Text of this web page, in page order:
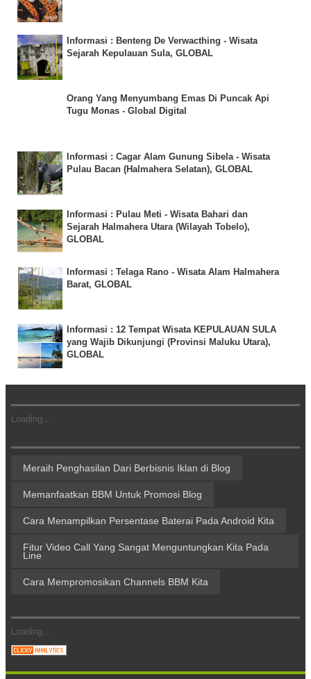
Informasi : Benteng De Verwacthing - Wisata
Sejarah Kepulauan Sula, GLOBAL
Orang Yang Menyumbang Emas Di Puncak Api
Tugu Monas - Global Digital
Informasi : Cagar Alam Gunung Sibela - Wisata
Pulau Bacan (Halmahera Selatan), GLOBAL
Informasi : Pulau Meti - Wisata Bahari dan
Sejarah Halmahera Utara (Wilayah Tobelo),
GLOBAL
Informasi : Telaga Rano - Wisata Alam Halmahera
Barat, GLOBAL
Informasi : 12 Tempat Wisata KEPULAUAN SULA
yang Wajib Dikunjungi (Provinsi Maluku Utara),
GLOBAL
Loading...
Meraih Penghasilan Dari Berbisnis Iklan di Blog
Memanfaatkan BBM Untuk Promosi Blog
Cara Menampilkan Persentase Baterai Pada Android Kita
Fitur Video Call Yang Sangat Menguntungkan Kita Pada
Line
Cara Mempromosikan Channels BBM Kita
Loading...